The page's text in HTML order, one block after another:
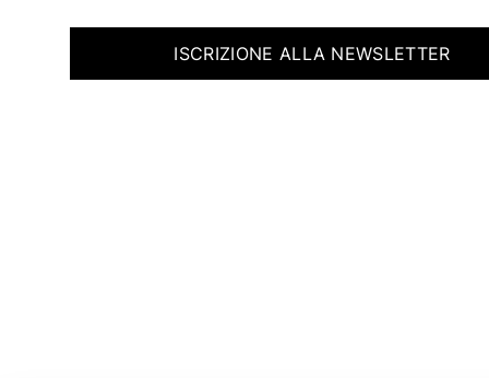
ISCRIZIONE ALLA NEWSLETTER